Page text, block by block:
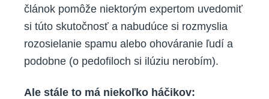
článok pomôže niektorým expertom uvedomiť
si túto skutočnosť a nabudúce si rozmyslia
rozosielanie spamu alebo ohováranie ľudí a
podobne (o pedofiloch si ilúziu nerobím).
Ale stále to má niekoľko háčikov: